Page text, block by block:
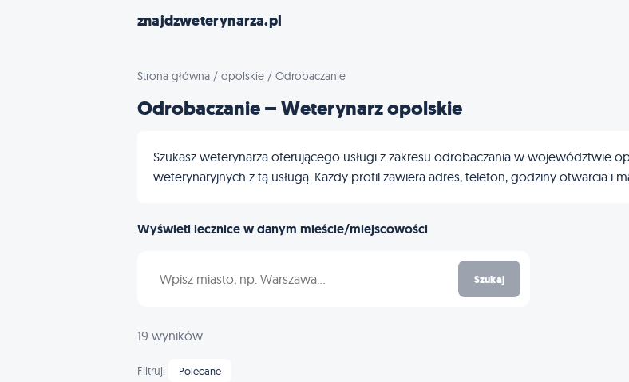
znajdzweterynarza.pl
Strona główna / opolskie / Odrobaczanie
Odrobaczanie – Weterynarz opolskie
Szukasz weterynarza oferującego usługi z zakresu odrobaczania w województwie
weterynaryjnych z tą usługą. Każdy profil zawiera adres, telefon, godziny otwarcia i
Wyświetl lecznice w danym mieście/miejscowości
Szukaj
19 wyników
Filtruj: Polecane